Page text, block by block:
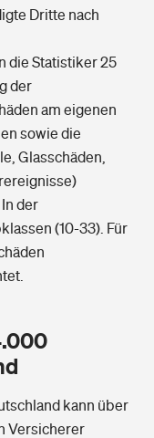
Dritte nach
die Statistiker 25
der
am eigenen
sowie die
Glasschäden,
der
(10-33). Für
kann über
Versicherer